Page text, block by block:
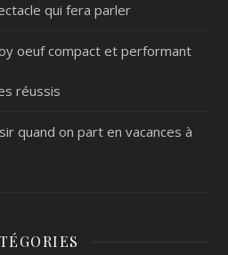
qui fera parler
oeuf compact et performant
réussis
quand on part en vacances à